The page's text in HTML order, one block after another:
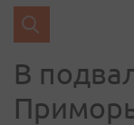
В